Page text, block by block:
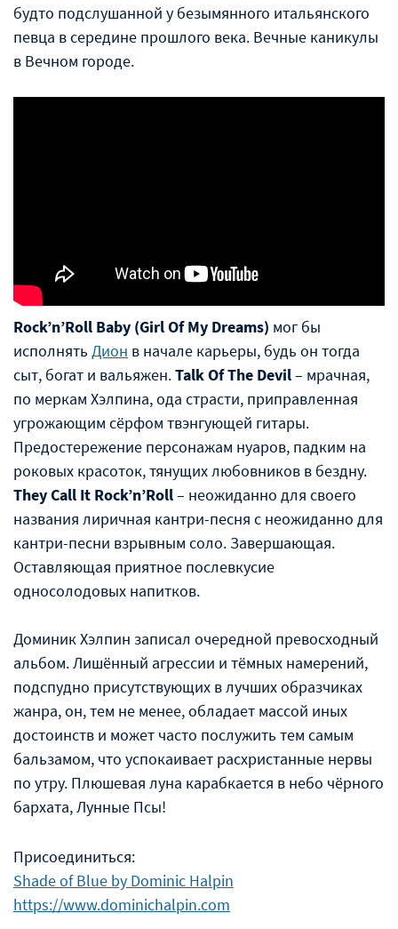
будто подслушанной у безымянного итальянского
певца в середине прошлого века. Вечные каникулы
в Вечном городе.
Rock’n’Roll Baby (Girl Of My Dreams) мог бы
исполнять Дион в начале карьеры, будь он тогда
сыт, богат и вальяжен.Talk Of The Devil– мрачная,
по меркам Хэлпина, ода страсти, приправленная
угрожающим сëрфом твэнгующей гитары.
Предостережение персонажам нуаров, падким на
роковых красоток, тянущих любовников в бездну.
They Call It Rock’n’Roll– неожиданно для своего
названия лиричная кантри-песня с неожиданно для
кантри-песни взрывным соло. Завершающая.
Оставляющая приятное послевкусие
односолодовых напитков.
Доминик Хэлпин записал очередной превосходный
альбом. Лишëнный агрессии и тëмных намерений,
подспудно присутствующих в лучших образчиках
жанра, он, тем не менее, обладает массой иных
достоинств и может часто послужить тем самым
бальзамом, что успокаивает расхристанные нервы
по утру. Плюшевая луна карабкается в небо чëрного
бархата, Лунные Псы!
Присоединиться:
Shade of Blue by Dominic Halpin
https://www.dominichalpin.com